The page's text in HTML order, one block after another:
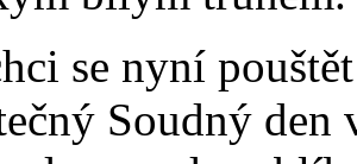
se nyní
Soudný den